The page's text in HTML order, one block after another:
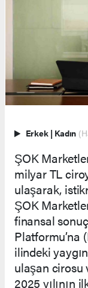
Erkek | Kadın
ŞOK
milyar TL
ulaşarak,
ŞOK
finansal
Platformu’na
ilindeki
ulaşan cirosu
2025 yılının